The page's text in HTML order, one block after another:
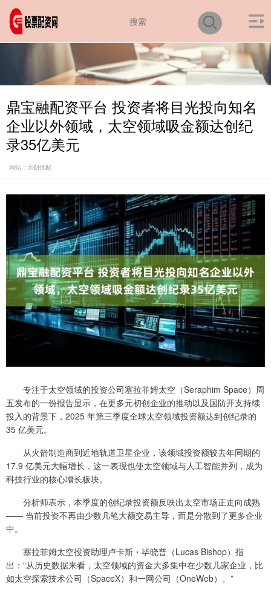
鼎宝融配资平台 投资者将目光投向知名
企业以外领域，太空领域吸金额达创纪
录35亿美元
网站：天创优配
专注于太空领域的投资公司塞拉菲姆太空（Seraphim Space）周
五发布的一份报告显示，在更多元初创企业的推动以及国防开支持续
投入的背景下，2025 年第三季度全球太空领域投资额达到创纪录的
35 亿美元。
从火箭制造商到近地轨道卫星企业，该领域投资额较去年同期的
17.9 亿美元大幅增长，这一表现也使太空领域与人工智能并列，成为
科技行业的核心增长板块。
分析师表示，本季度的创纪录投资额反映出太空市场正走向成熟
—— 当前投资不再由少数几笔大额交易主导，而是分散到了更多企业
中。
塞拉菲姆太空投资助理卢卡斯・毕晓普（Lucas Bishop）指
出：“从历史数据来看，太空领域的资金大多集中在少数几家企业，比
如太空探索技术公司（SpaceX）和一网公司（OneWeb）。”